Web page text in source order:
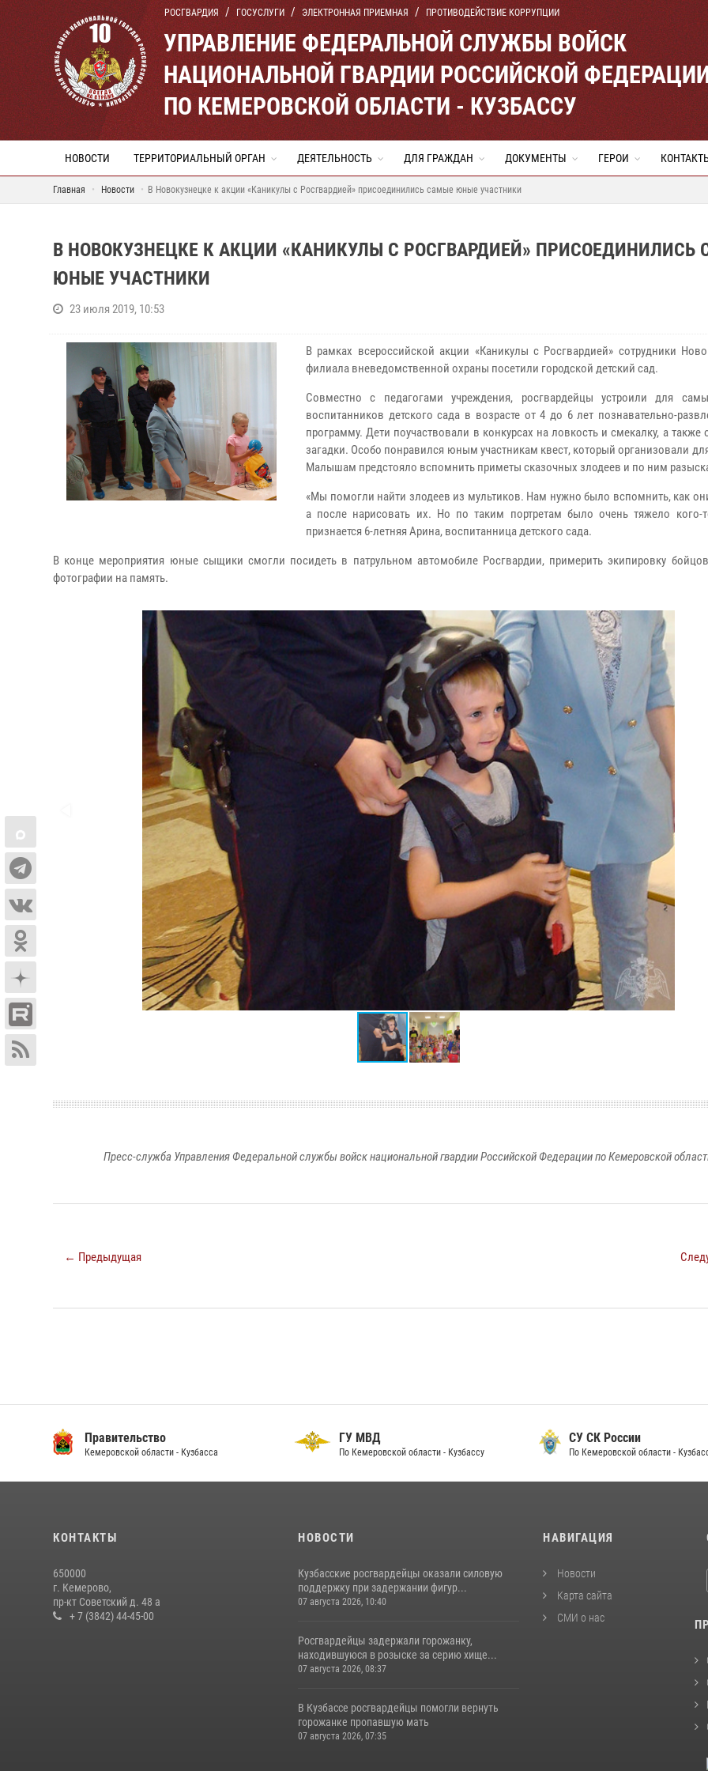
РОСГВАРДИЯ ГОСУСЛУГИ ЭЛЕКТРОННАЯ ПРИЕМНАЯ ПРОТИВОДЕЙСТВИЕ КОРРУПЦИИ
УПРАВЛЕНИЕ ФЕДЕРАЛЬНОЙ СЛУЖБЫ ВОЙСК
НАЦИОНАЛЬНОЙ ГВАРДИИ РОССИЙСКОЙ
ПО КЕМЕРОВСКОЙ ОБЛАСТИ - КУЗБАССУ
НОВОСТИ ТЕРРИТОРИАЛЬНЫЙ ОРГАН ДЕЯТЕЛЬНОСТЬ ДЛЯ ГРАЖДАН ДОКУМЕНТЫ ГЕРОИ
Главная Новости В Новокузнецке к акции «Каникулы с Росгвардией» присоединились самые юные участники
В НОВОКУЗНЕЦКЕ К АКЦИИ «КАНИКУЛЫ С РОСГВАРДИЕЙ» ПРИСОЕДИНИЛИСЬ
ЮНЫЕ УЧАСТНИКИ
23 июля 2019, 10:53
В рамках всероссийской акции «Каникулы с Росгвардией» сотрудники
филиала вневедомственной охраны посетили городской детский сад.
Совместно с педагогами учреждения, росгвардейцы устроили для
воспитанников детского сада в возрасте от 4 до 6 лет познавательно-
программу. Дети поучаствовали в конкурсах на ловкость и смекалку, а также
загадки. Особо понравился юным участникам квест, который организовали
Малышам предстояло вспомнить приметы сказочных злодеев и по ним
«Мы помогли найти злодеев из мультиков. Нам нужно было вспомнить, как
а после нарисовать их. Но по таким портретам было очень тяжело кого-
признается 6-летняя Арина, воспитанница детского сада.
В конце мероприятия юные сыщики смогли посидеть в патрульном автомобиле Росгвардии, примерить экипировку
фотографии на память.
Пресс-служба Управления Федеральной службы войск национальной гвардии Российской Федерации по Кемеровской
← Предыдущая
Правительство
Кемеровской области - Кузбасса
ГУ МВД
По Кемеровской области - Кузбассу
СУ СК России
По Кемеровской области -
КОНТАКТЫ
650000
г. Кемерово,
пр-кт Советский д. 48 а
+ 7 (3842) 44-45-00
НОВОСТИ
Кузбасские росгвардейцы оказали силовую
поддержку при задержании фигур...
07 августа 2026, 10:40
Росгвардейцы задержали горожанку,
находившуюся в розыске за серию хище...
07 августа 2026, 08:37
В Кузбассе росгвардейцы помогли вернуть
горожанке пропавшую мать
07 августа 2026, 07:35
НАВИГАЦИЯ
Новости
Карта сайта
СМИ о нас